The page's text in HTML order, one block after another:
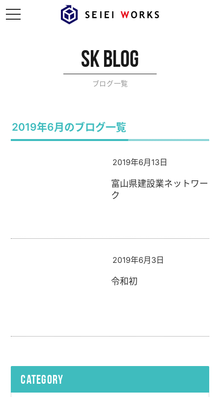
t
o
n
sk blog
ブログ一覧
2019年6月のブログ一覧
2019年6月13日
富山県建設業ネットワー
ク
2019年6月3日
令和初
category